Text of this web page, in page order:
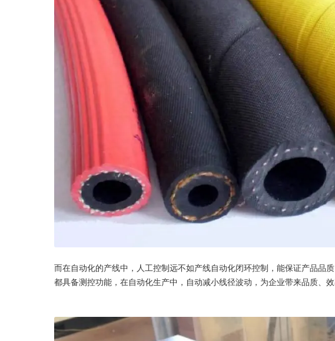
而在自动化的产线中，人工控制远不如产线自动化闭环控制，能保证产品
都具备测控功能，在自动化生产中，自动减小线径波动，为企业带来品质、效